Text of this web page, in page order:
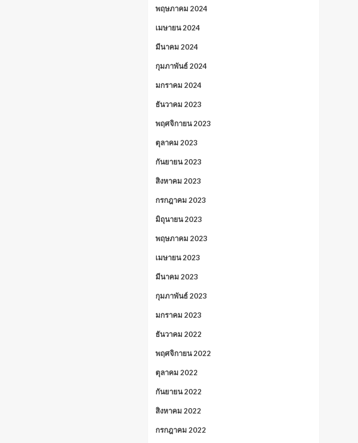
พฤษภาคม 2024
เมษายน 2024
มีนาคม 2024
กุมภาพันธ์ 2024
มกราคม 2024
ธันวาคม 2023
พฤศจิกายน 2023
ตุลาคม 2023
กันยายน 2023
สิงหาคม 2023
กรกฎาคม 2023
มิถุนายน 2023
พฤษภาคม 2023
เมษายน 2023
มีนาคม 2023
กุมภาพันธ์ 2023
มกราคม 2023
ธันวาคม 2022
พฤศจิกายน 2022
ตุลาคม 2022
กันยายน 2022
สิงหาคม 2022
กรกฎาคม 2022